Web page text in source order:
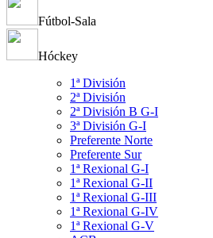
Fútbol-Sala
Hóckey
1ª División
2ª División
2ª División B G-I
3ª División G-I
Preferente Norte
Preferente Sur
1ª Rexional G-I
1ª Rexional G-II
1ª Rexional G-III
1ª Rexional G-IV
1ª Rexional G-V